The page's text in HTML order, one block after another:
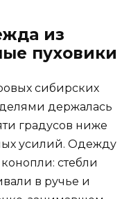
из
пуховики
сибирских
держалась
градусов ниже
усилий. Одежду
стебли
в ручье и